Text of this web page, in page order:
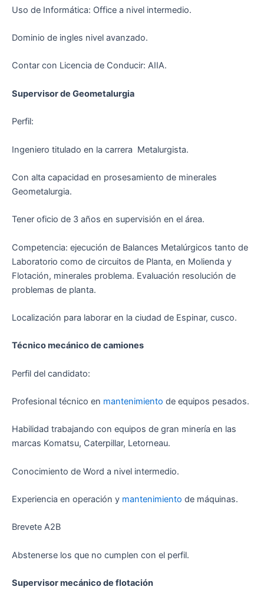
Uso de Informática: Office a nivel intermedio.
Dominio de ingles nivel avanzado.
Contar con Licencia de Conducir: AIIA.
Supervisor de Geometalurgia
Perfil:
Ingeniero titulado en la carrera Metalurgista.
Con alta capacidad en prosesamiento de minerales
Geometalurgia.
Tener oficio de 3 años en supervisión en el área.
Competencia: ejecución de Balances Metalúrgicos tanto de
Laboratorio como de circuitos de Planta, en Molienda y
Flotación, minerales problema. Evaluación resolución de
problemas de planta.
Localización para laborar en la ciudad de Espinar, cusco.
Técnico mecánico de camiones
Perfil del candidato:
Profesional técnico en mantenimiento de equipos pesados.
Habilidad trabajando con equipos de gran minería en las
marcas Komatsu, Caterpillar, Letorneau.
Conocimiento de Word a nivel intermedio.
Experiencia en operación y mantenimiento de máquinas.
Brevete A2B
Abstenerse los que no cumplen con el perfil.
Supervisor mecánico de flotación